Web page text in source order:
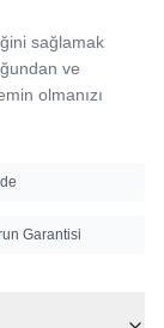
sağlamak
ve
olmanızı
Garantisi